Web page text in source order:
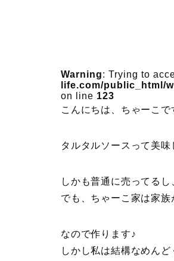
Warning: Trying to
life.com/public_html/
on line 123
こんにちは、ちゃーこで
タルタルソースって美
しかも普通に売ってる
でも、ちゃーこ家は家
なので作ります♪
しかし私は結構なめん